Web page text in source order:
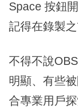
Space 按鈕
記得在錄製
不得不說
明顯、有些
合專業用戶